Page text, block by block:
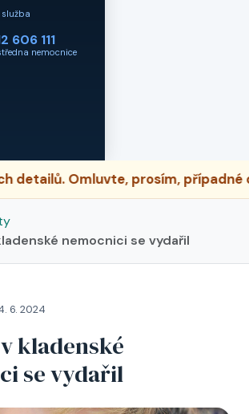
606 111
nemocnice
prosím, případné dočasné
nemocnici se vydařil
6. 2024
kladenské
se vydařil